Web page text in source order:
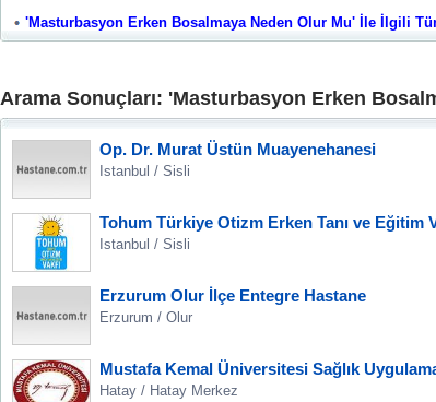
'Masturbasyon Erken Bosalmaya Neden Olur Mu' İle İlgili
Arama Sonuçları: 'Masturbasyon Erken
Op. Dr. Murat Üstün Muayenehanesi
Istanbul / Sisli
Tohum Türkiye Otizm Erken Tanı ve Eğitim
Istanbul / Sisli
Erzurum Olur İlçe Entegre Hastane
Erzurum / Olur
Mustafa Kemal Üniversitesi Sağlık
Hatay / Hatay Merkez